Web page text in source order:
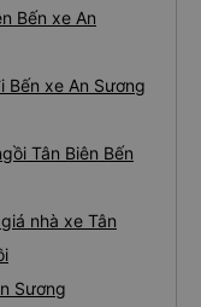
Bến xe An
Bến xe An Sương
Tân Biên Bến
nhà xe Tân
Sương